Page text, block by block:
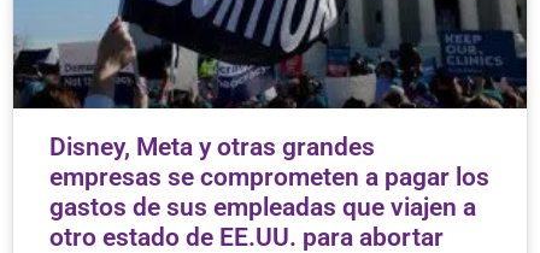
Disney, Meta y otras grandes
empresas se comprometen a pagar los
gastos de sus empleadas que viajen a
otro estado de EE.UU. para abortar